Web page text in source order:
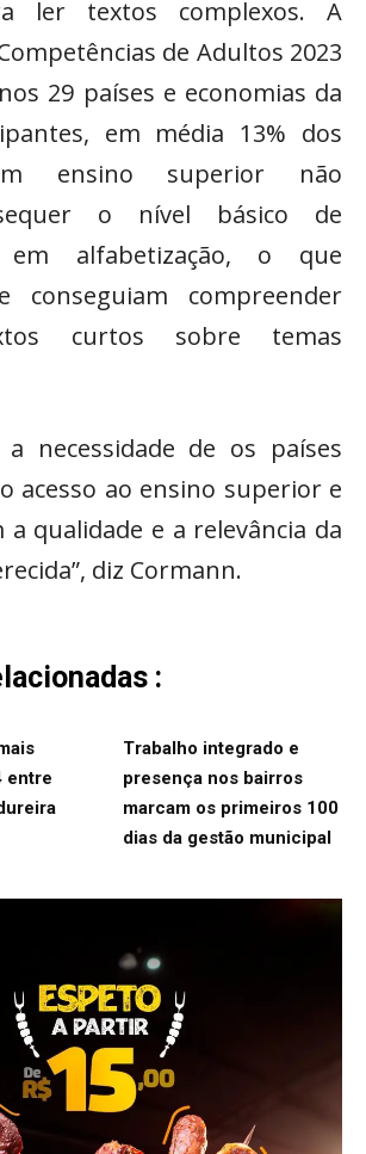
ler textos complexos. A
de Adultos 2023
29 países e economias da
em média 13% dos
ensino superior não
o nível básico de
em alfabetização, o que
conseguiam compreender
curtos sobre temas
necessidade de os países
acesso ao ensino superior e
qualidade e a relevância da
diz Cormann.
:
entre
Trabalho integrado e
presença nos bairros
marcam os primeiros 100
dias da gestão municipal